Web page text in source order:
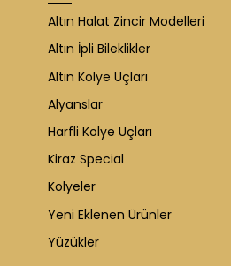
Altın Halat Zincir Modelleri
Altın İpli Bileklikler
Altın Kolye Uçları
Alyanslar
Harfli Kolye Uçları
Kiraz Special
Kolyeler
Yeni Eklenen Ürünler
Yüzükler